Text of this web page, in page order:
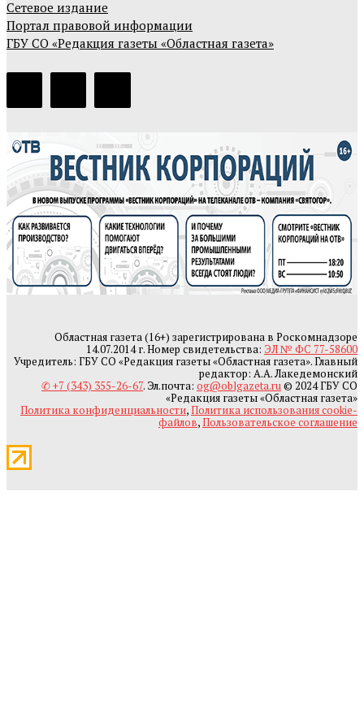
Сетевое издание
Портал правовой информации
ГБУ СО «Редакция газеты «Областная газета»
Областная газета (16+) зарегистрирована в Роскомнадзоре
14.07.2014 г. Номер свидетельства: ЭЛ № ФС 77-58600
Учредитель: ГБУ СО «Редакция газеты «Областная газета». Главный
редактор: А.А. Лакедемонский
✆ +7 (343) 355-26-67. Эл.почта: og@oblgazeta.ru© 2024 ГБУ СО
«Редакция газеты «Областная газета»
Политика конфиденциальности,Политика использования cookie-
файлов,Пользовательское соглашение